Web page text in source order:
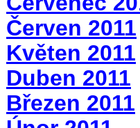
Červen 2011
Květen 2011
Duben 2011
Březen 2011